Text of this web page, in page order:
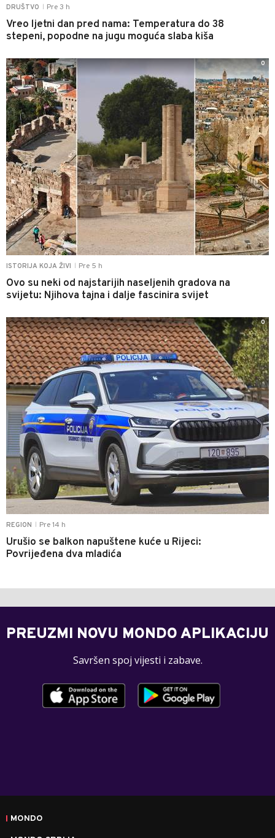
DRUŠTVO Pre 3 h
Vreo ljetni dan pred nama: Temperatura do 38
stepeni, popodne na jugu moguća slaba kiša
ISTORIJA KOJA ŽIVI Pre 5 h
Ovo su neki od najstarijih naseljenih gradova na
svijetu: Njihova tajna i dalje fascinira svijet
0
REGION Pre 14 h
Urušio se balkon napuštene kuće u Rijeci:
Povrijeđena dva mladića
0
PREUZMI NOVU MONDO APLIKACIJU
Savršen spoj vijesti i zabave.
MONDO